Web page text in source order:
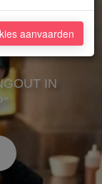
IN
aanvaarden